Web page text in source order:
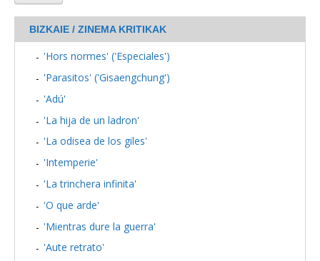
BIZKAIE / ZINEMA KRITIKAK
'Hors normes' ('Especiales')
'Parasitos' ('Gisaengchung')
'Adú'
'La hija de un ladron'
'La odisea de los giles'
'Intemperie'
'La trinchera infinita'
'O que arde'
'Mientras dure la guerra'
'Aute retrato'